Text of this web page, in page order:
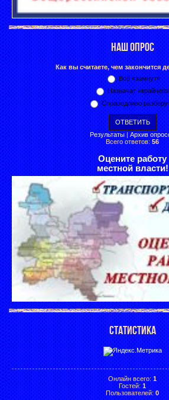
НАШ ОПРОС
Как вы считаете, чем закончится
Всё «замнут»
Назначат
Справедливо
Результаты | Архив
Всего ответов: 56
Оцените работу
местной власти!
СТАТИСТИКА
Онлайн всего: 1
Гостей: 1
Пользователей: 0